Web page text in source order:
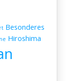
Besonderes
Hiroshima